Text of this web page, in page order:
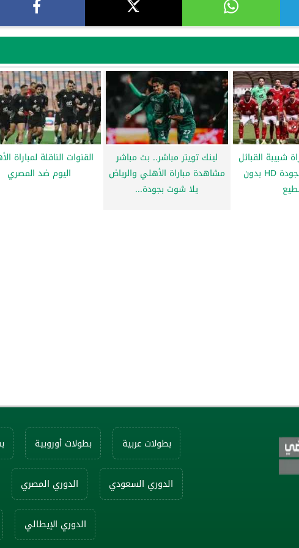
شبيبة القبائل
ضد الأهلي بجودة HD بدون
لينك تويتر مباشر.. بث مباشر
مشاهدة مباراة الأهلي والرياض
يلا شوت بجودة...
القنوات الناقلة لمباراة
اليوم ضد المصري
بطولات عربية بطولات أوروبية
الدوري السعودي الدوري المصري
الدوري الإيطالي